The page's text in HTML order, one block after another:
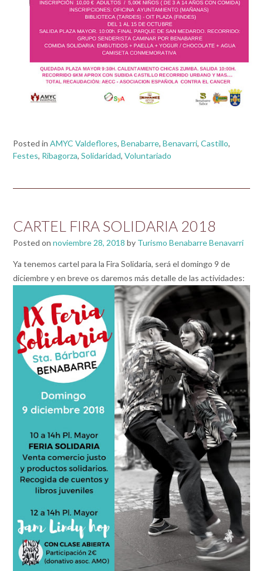
Posted in AMYC Valdeflores, Benabarre, Benavarri, Castillo,
Festes, Ribagorza, Solidaridad, Voluntariado
CARTEL FIRA SOLIDARIA 2018
Posted on noviembre 28, 2018 by Turismo Benabarre Benavarri
Ya tenemos cartel para la Fira Solidaria, será el domingo 9 de
diciembre y en breve os daremos más detalle de las actividades: